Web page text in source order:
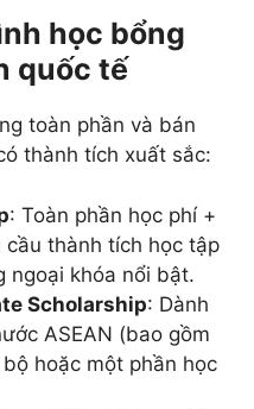
học bổng
quốc tế
toàn phần và bán
thành tích xuất sắc:
: Toàn phần học phí +
thành tích học tập
ngoại khóa nổi bật.
Scholarship: Dành
ASEAN (bao gồm
hoặc một phần học